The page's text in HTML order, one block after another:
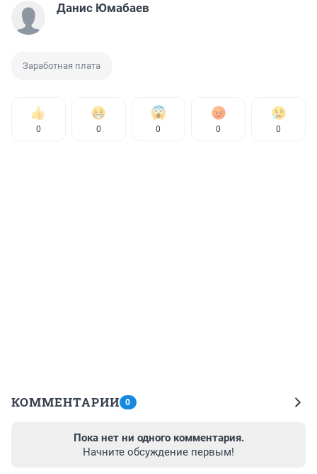
Данис Юмабаев
Заработная плата
0 0 0 0 0
КОММЕНТАРИИ 0
Пока нет ни одного комментария.
Начните обсуждение первым!